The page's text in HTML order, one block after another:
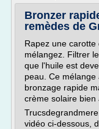
Bronzer
remèdes de
Rapez une
mélangez. Filtrer
que l'huile est
peau. Ce
bronzage rapide
crème solaire bien
vidéo ci-dessous,